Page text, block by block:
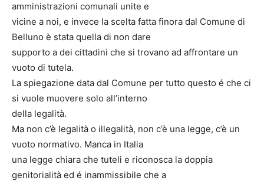
amministrazioni comunali unite e
vicine a noi, e invece la scelta fatta finora dal Comune di
Belluno è stata quella di non dare
supporto a dei cittadini che si trovano ad affrontare un
vuoto di tutela.
La spiegazione data dal Comune per tutto questo é che ci
si vuole muovere solo all’interno
della legalità.
Ma non c’è legalità o illegalità, non c’è una legge, c’è un
vuoto normativo. Manca in Italia
una legge chiara che tuteli e riconosca la doppia
genitorialità ed é inammissibile che a